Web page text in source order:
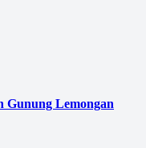
Gunung Lemongan